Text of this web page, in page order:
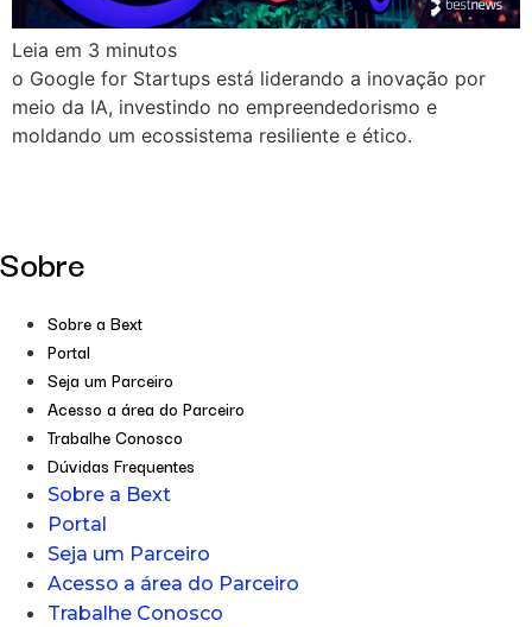
Leia em 3 minutos
o Google for Startups está liderando a inovação por
meio da IA, investindo no empreendedorismo e
moldando um ecossistema resiliente e ético.
Sobre
Sobre a Bext
Portal
Seja um Parceiro
Acesso a área do Parceiro
Trabalhe Conosco
Dúvidas Frequentes
Sobre a Bext
Portal
Seja um Parceiro
Acesso a área do Parceiro
Trabalhe Conosco